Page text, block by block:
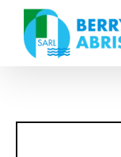
Passer
contenu